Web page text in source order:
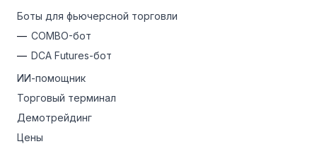
Боты для фьючерсной торговли
COMBO-бот
DCA Futures-бот
ИИ-помощник
Торговый терминал
Демотрейдинг
Цены